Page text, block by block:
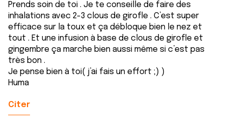
Prends soin de toi . Je te conseille de faire des
inhalations avec 2-3 clous de girofle . C’est super
efficace sur la toux et ça débloque bien le nez et
tout . Et une infusion à base de clous de girofle et
gingembre ça marche bien aussi même si c’est pas
très bon .
Je pense bien à toi( j’ai fais un effort ;) )
Huma
Citer